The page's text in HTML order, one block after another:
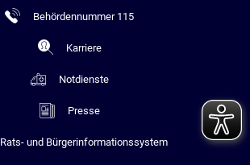
Behördennummer 115
Karriere
Notdienste
Presse
Rats- und Bürgerinformationssystem